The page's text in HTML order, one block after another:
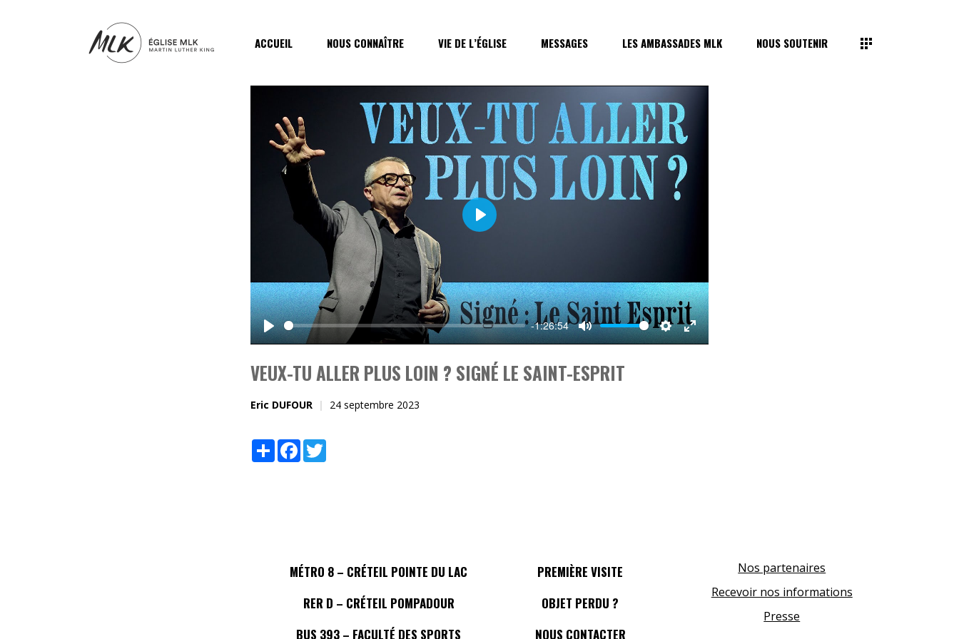
ACCUEIL NOUS CONNAÎTRE VIE DE L’ÉGLISE MESSAGES LES AMBASSADES MLK NOUS SOUTENIR
Play
-1:26:54
Mute Settings
Enter
Play
VEUX-TU ALLER PLUS LOIN ? SIGNÉ LE SAINT-ESPRIT
Eric DUFOUR 24 septembre 2023
ShareFacebook
MÉTRO 8 – CRÉTEIL POINTE DU LAC
RER D – CRÉTEIL POMPADOUR
BUS 393 – FACULTÉ DES SPORTS
PREMIÈRE VISITE
OBJET PERDU ?
NOUS CONTACTER
Nos partenaires
Recevoir nos informations
Presse